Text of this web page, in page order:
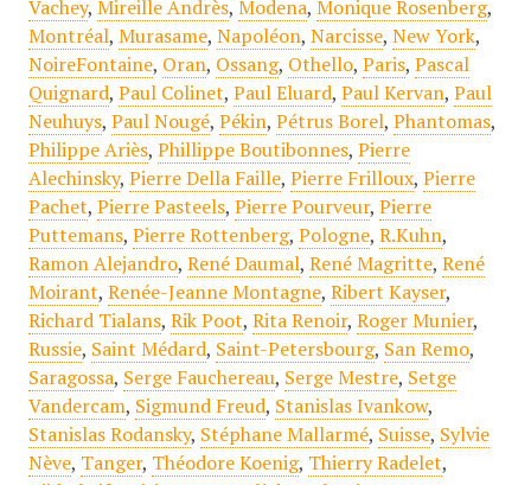
Vachey, Mireille Andrès, Modena, Monique Rosenberg,
Montréal, Murasame, Napoléon, Narcisse, New York,
NoireFontaine, Oran, Ossang, Othello, Paris, Pascal
Quignard, Paul Colinet, Paul Eluard, Paul Kervan, Paul
Neuhuys, Paul Nougé, Pékin, Pétrus Borel, Phantomas,
Philippe Ariès, Phillippe Boutibonnes, Pierre
Alechinsky, Pierre Della Faille, Pierre Frilloux, Pierre
Pachet, Pierre Pasteels, Pierre Pourveur, Pierre
Puttemans, Pierre Rottenberg, Pologne, R.Kuhn,
Ramon Alejandro, René Daumal, René Magritte, René
Moirant, Renée-Jeanne Montagne, Ribert Kayser,
Richard Tialans, Rik Poot, Rita Renoir, Roger Munier,
Russie, Saint Médard, Saint-Petersbourg, San Remo,
Saragossa, Serge Fauchereau, Serge Mestre, Setge
Vandercam, Sigmund Freud, Stanislas Ivankow,
Stanislas Rodansky, Stéphane Mallarmé, Suisse, Sylvie
Nève, Tanger, Théodore Koenig, Thierry Radelet,